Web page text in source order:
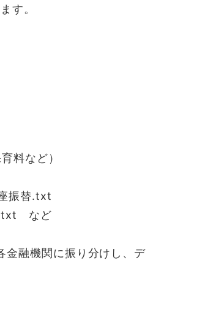
す。
料など）
振替.txt
.txt など
融機関に振り分けし、デ